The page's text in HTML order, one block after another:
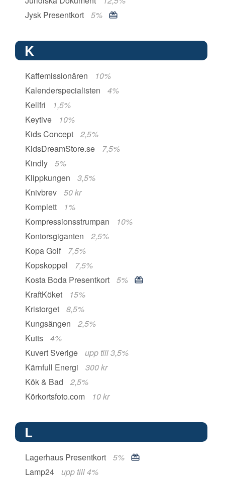
Jysk Presentkort
5%
K
Kaffemissionären
10%
Kalenderspecialisten
4%
Kellfri
1,5%
Keytive
10%
Kids Concept
2,5%
KidsDreamStore.se
7,5%
Kindly
5%
Klippkungen
3,5%
Knivbrev
50 kr
Komplett
1%
Kompressionsstrumpan
10%
Kontorsgiganten
2,5%
Kopa Golf
7,5%
Kopskoppel
7,5%
Kosta Boda Presentkort
5%
KraftKöket
15%
Kristorget
8,5%
Kungsängen
2,5%
Kutts
4%
Kuvert Sverige
upp till 3,5%
Kärnfull Energi
300 kr
Kök & Bad
2,5%
Körkortsfoto.com
10 kr
L
Lagerhaus Presentkort
5%
Lamp24
upp till 4%